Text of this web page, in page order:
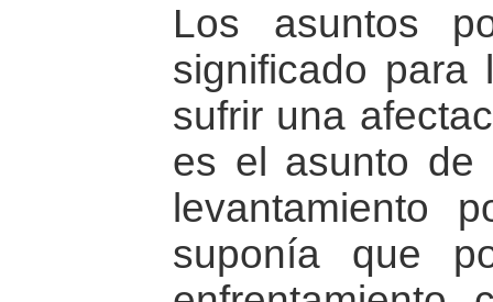
Los asuntos
significado para
sufrir una
es el asunto de
levantamiento
suponía que